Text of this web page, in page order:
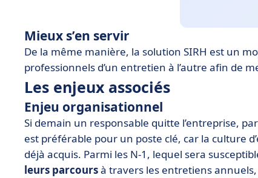
Mieux s’en servir
De la même manière, la solution SIRH est un
professionnels d’un entretien à l’autre afin de
Les enjeux associés
Enjeu organisationnel
Si demain un responsable quitte l’entreprise,
est préférable pour un poste clé, car la culture
déjà acquis. Parmi les N-1, lequel sera
leurs parcoursà travers les entretiens